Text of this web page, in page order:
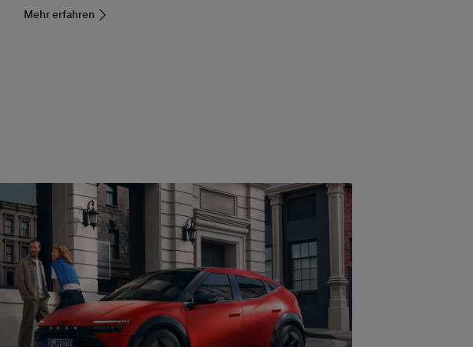
Mehr erfahren